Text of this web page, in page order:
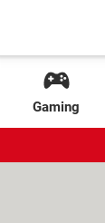
Gaming